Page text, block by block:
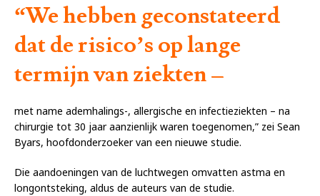
“We hebben geconstateerd
dat de risico’s op lange
termijn van ziekten –
met name ademhalings-, allergische en infectieziekten – na
chirurgie tot 30 jaar aanzienlijk waren toegenomen,” zei Sean
Byars, hoofdonderzoeker van een nieuwe studie.
Die aandoeningen van de luchtwegen omvatten astma en
longontsteking, aldus de auteurs van de studie.